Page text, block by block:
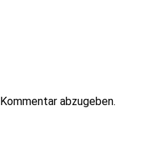
abzugeben.